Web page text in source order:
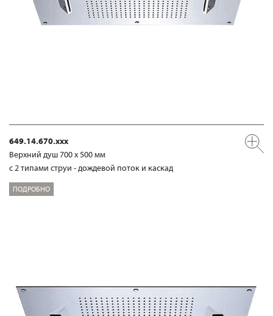
649.14.670.xxx
Верхний душ 700 х 500 мм
с 2 типами струи - дождевой поток и каскад
ПОДРОБНО